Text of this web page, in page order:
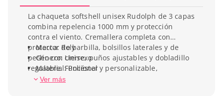
La chaqueta softshell unisex Rudolph de 3 capas
combina repelencia 1000 mm y protección
contra el viento. Cremallera completa con
protector de barbilla, bolsillos laterales y de
pecho con cierre, puños ajustables y dobladillo
regulable. Funcional y personalizable,
acompaña a tu equipo todo el año con
Marca: Roly
Género: Unisexo
Material: Poliéster
Tipo de manga: Mangas largas
Ver más